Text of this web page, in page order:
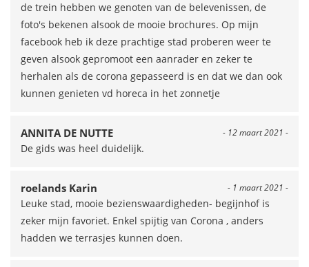
de trein hebben we genoten van de belevenissen, de
foto's bekenen alsook de mooie brochures. Op mijn
facebook heb ik deze prachtige stad proberen weer te
geven alsook gepromoot een aanrader en zeker te
herhalen als de corona gepasseerd is en dat we dan ook
kunnen genieten vd horeca in het zonnetje
- 12 maart 2021 -
ANNITA DE NUTTE
De gids was heel duidelijk.
- 1 maart 2021 -
roelands Karin
Leuke stad, mooie bezienswaardigheden- begijnhof is
zeker mijn favoriet. Enkel spijtig van Corona , anders
hadden we terrasjes kunnen doen.